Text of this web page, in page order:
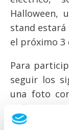
Halloween,
stand
el próximo 3
Para
seguir los
una foto
Halloween.
estas